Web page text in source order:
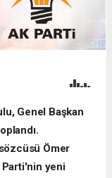
Genel Başkan
Ömer
Parti'nin yeni